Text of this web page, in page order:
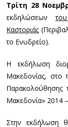
Τρίτη 28
εκδηλώσεων
Καστοριάς
το Ενυδρείο).
Η εκδήλωση
Μακεδονίας, στο
Παρακολούθησης
Μακεδονία» 2014
Στην εκδήλωση